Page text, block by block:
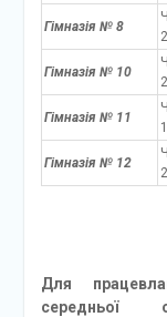
Гімназія № 8
Гімназія № 10
Гімназія № 11
Гімназія № 12
Для
середньої